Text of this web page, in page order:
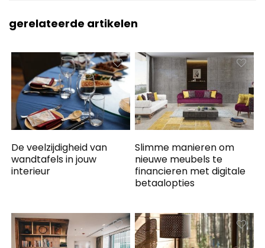
gerelateerde artikelen
De veelzijdigheid van
wandtafels in jouw
interieur
Slimme manieren om
nieuwe meubels te
financieren met digitale
betaalopties